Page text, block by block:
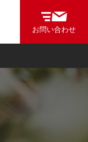
お問い合わせ